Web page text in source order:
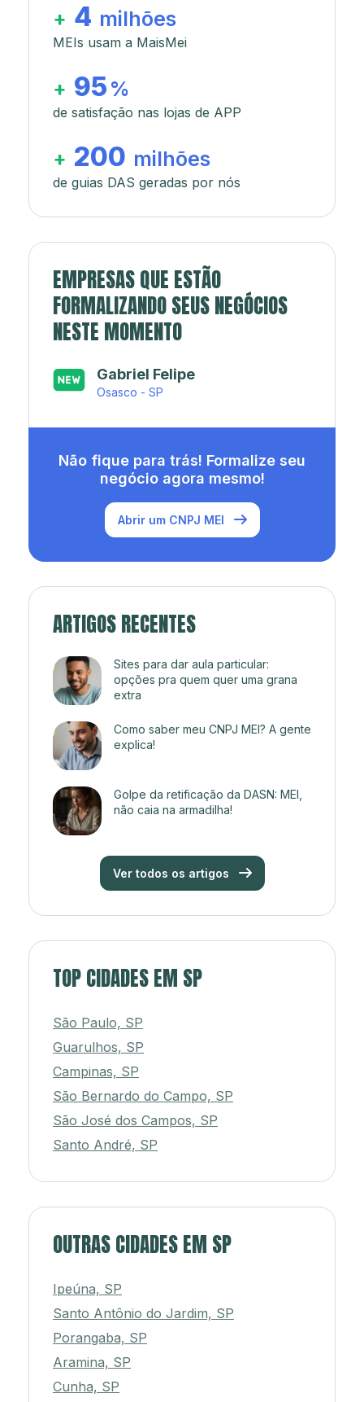
+ 4 milhões
MEIs usam a MaisMei
+ 95 %
de satisfação nas lojas de APP
+ 200 milhões
de guias DAS geradas por nós
EMPRESAS QUE ESTÃO
FORMALIZANDO SEUS NEGÓCIOS
NESTE MOMENTO
Japa’s açaí e sorveteria
Rio de Janeiro - RJ
Não fique para trás! Formalize seu
negócio agora mesmo!
Abrir um CNPJ MEI
ARTIGOS RECENTES
Sites para dar aula particular:
opções pra quem quer uma grana
extra
Como saber meu CNPJ MEI? A gente
explica!
Golpe da retificação da DASN: MEI,
não caia na armadilha!
Ver todos os artigos
TOP CIDADES EM SP
São Paulo, SP
Guarulhos, SP
Campinas, SP
São Bernardo do Campo, SP
São José dos Campos, SP
Santo André, SP
OUTRAS CIDADES EM SP
Ipeúna, SP
Santo Antônio do Jardim, SP
Porangaba, SP
Aramina, SP
Cunha, SP